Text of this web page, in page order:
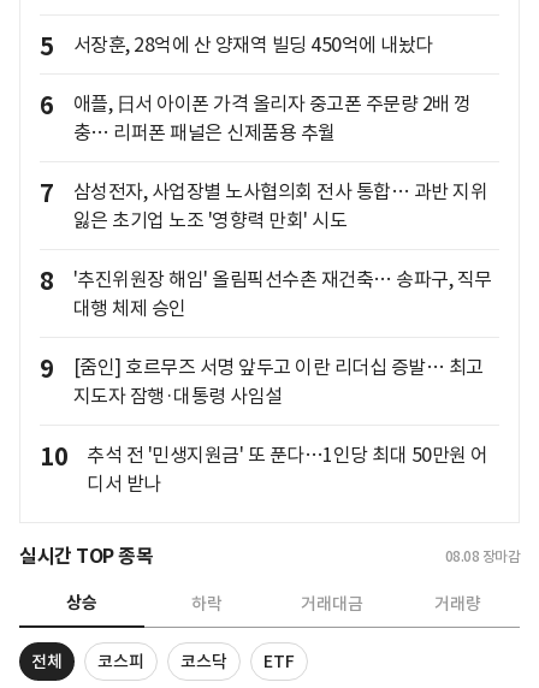
5 서장훈, 28억에 산 양재역 빌딩 450억에 내놨다
6
애플, 日서 아이폰 가격 올리자 중고폰 주문량 2배 껑
충… 리퍼폰 패널은 신제품용 추월
7
삼성전자, 사업장별 노사협의회 전사 통합… 과반 지위
잃은 초기업 노조 '영향력 만회' 시도
8
'추진위원장 해임' 올림픽선수촌 재건축… 송파구, 직무
대행 체제 승인
9
[줌인] 호르무즈 서명 앞두고 이란 리더십 증발… 최고
지도자 잠행·대통령 사임설
10
추석 전 '민생지원금' 또 푼다…1인당 최대 50만원 어
디서 받나
실시간 TOP 종목 08.08 장마감
상승 하락 거래대금 거래량
전체 코스피 코스닥 ETF